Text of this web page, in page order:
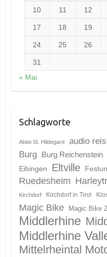
10 11 12
17 18 19
24 25 26
31
« Mai
Schlagworte
Abtei St. Hildegard audio
Burg
Burg Reichenstein
Eibingen Eltville
Ruedesheim
Kirchdorf Kirchdorf in Tirol
Magic Bike Magic Bike
Middlerhine
Middlerhine
Mittelrheintal